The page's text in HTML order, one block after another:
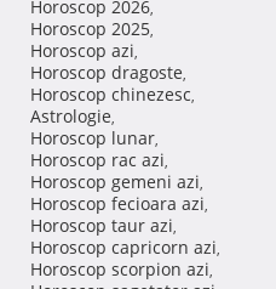
Horoscop 2026,
Horoscop 2025,
Horoscop azi,
Horoscop dragoste,
Horoscop chinezesc,
Astrologie,
Horoscop lunar,
Horoscop rac azi,
Horoscop gemeni azi,
Horoscop fecioara azi,
Horoscop taur azi,
Horoscop capricorn azi,
Horoscop scorpion azi,